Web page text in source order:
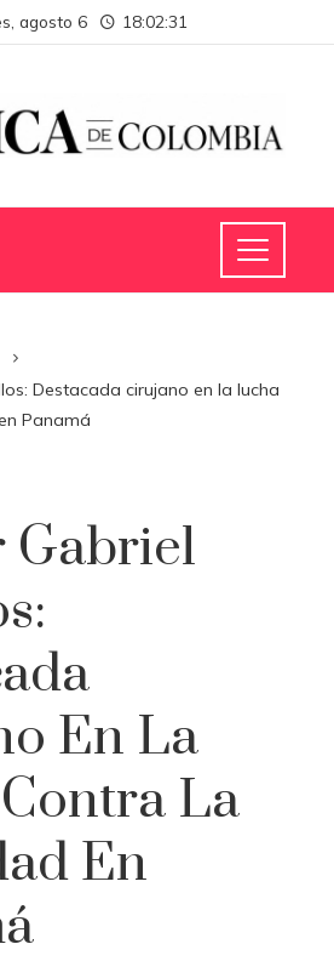
agosto 6 18:02:31
Destacada cirujano en la lucha
Panamá
Gabriel
En La
La
En